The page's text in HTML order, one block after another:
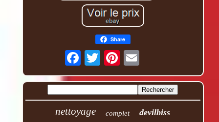
Share
nettoyage complet devilbiss